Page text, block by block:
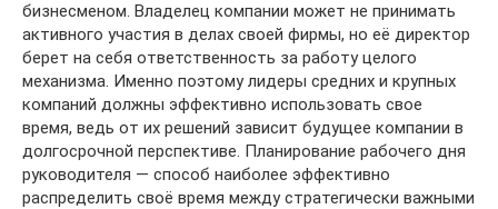
бизнесменом. Владелец компании может не принимать
активного участия в делах своей фирмы, но её директор
берет на себя ответственность за работу целого
механизма. Именно поэтому лидеры средних и крупных
компаний должны эффективно использовать свое
время, ведь от их решений зависит будущее компании в
долгосрочной перспективе. Планирование рабочего дня
руководителя — способ наиболее эффективно
распределить своё время между стратегически важными